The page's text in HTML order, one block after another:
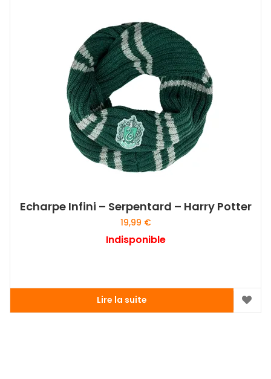
Echarpe Infini – Serpentard – Harry Potter
19,99 €
Indisponible
Lire la suite